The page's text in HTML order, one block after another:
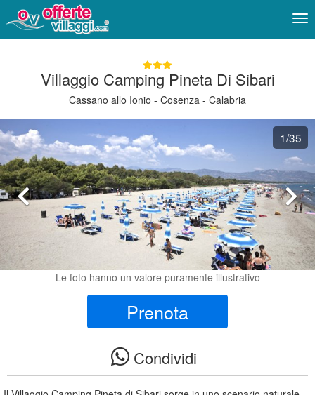
Villaggio Camping Pineta Di Sibari
Cassano allo Ionio - Cosenza - Calabria
1/35
Le foto hanno un valore puramente illustrativo
Prenota
Condividi